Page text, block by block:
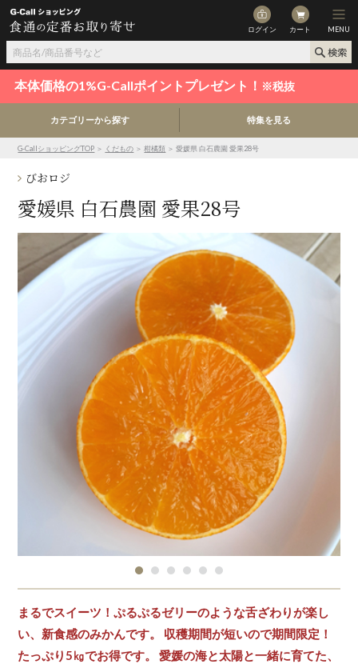
ログイン カート MENU
本体価格の1%G-Callポイントプレゼント！ ※税抜
カテゴリーから探す 特集を見る
G-CallショッピングTOP ＞ くだもの ＞柑橘類 ＞ 愛媛県 白石農園 愛果28号
びおロジ
愛媛県 白石農園 愛果28号
まるでスイーツ！ぷるぷるゼリーのような舌ざわりが楽し
い、新食感のみかんです。 収穫期間が短いので期間限定！
たっぷり5㎏でお得です。 愛媛の海と太陽と一緒に育てた、